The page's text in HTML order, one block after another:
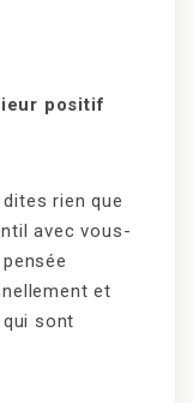
positif
rien que
avec vous-
et
sont